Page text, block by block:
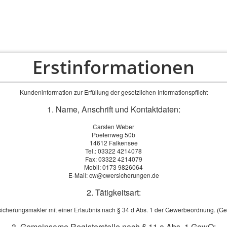
PRIVAT FIRMEN ÜBER UNS SERVICE
Erstinformationen
Kundeninformation zur Erfüllung der gesetzlichen Informationspflicht
1. Name, Anschrift und Kontaktdaten:
Carsten Weber
Poetenweg 50b
14612 Falkensee
Tel.: 03322 4214078
Fax: 03322 4214079
Mobil: 0173 9826064
E-Mail: cw@cwersicherungen.de
2. Tätigkeitsart:
mit einer Erlaubnis nach § 34 d Abs. 1 der Gewerbeordnung.